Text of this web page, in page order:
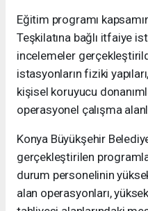
Eğitim programı
Teşkilatına bağlı itfaiye
incelemeler
istasyonların fiziki
kişisel koruyucu
operasyonel çalışma
Konya Büyükşehir
gerçekleştirilen
durum personelinin yüksek
alan operasyonları,